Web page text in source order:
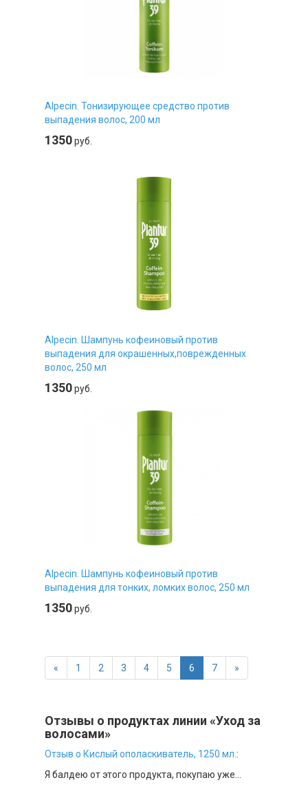
Alpecin. Тонизирующее средство против
выпадения волос, 200 мл
1350руб.
Alpecin. Шампунь кофеиновый против
выпадения для окрашенных,поврежденных
волос, 250 мл
1350руб.
Alpecin. Шампунь кофеиновый против
выпадения для тонких, ломких волос, 250 мл
1350руб.
« 1 2 3 4 5 6 7 »
Отзывы о продуктах линии «Уход за
волосами»
Отзыв о Кислый ополаскиватель, 1250 мл. :
Я балдею от этого продукта, покупаю уже...